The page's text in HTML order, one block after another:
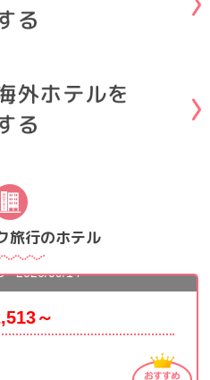
旅行のホテル
ト タイムズスクエア
- 2026/09/14
～